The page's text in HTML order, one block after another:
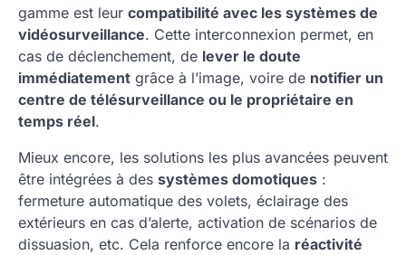
gamme est leur compatibilité avec les systèmes de
vidéosurveillance. Cette interconnexion permet, en
cas de déclenchement, de lever le doute
immédiatement grâce à l’image, voire de notifier un
centre de télésurveillance ou le propriétaire en
temps réel.
Mieux encore, les solutions les plus avancées peuvent
être intégrées à des systèmes domotiques :
fermeture automatique des volets, éclairage des
extérieurs en cas d’alerte, activation de scénarios de
dissuasion, etc. Cela renforce encore la réactivité